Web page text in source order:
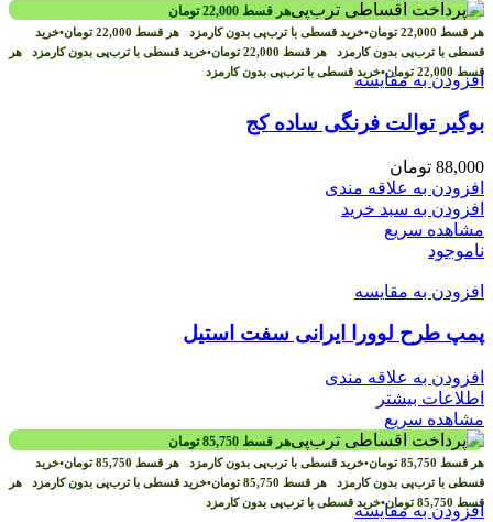
هر قسط 22,000 تومان
هر قسط 22,000 تومان•خرید قسطی با ترب‌پی بدون کارمزد هر قسط 22,000 تومان•خرید
قسطی با ترب‌پی بدون کارمزد هر قسط 22,000 تومان•خرید قسطی با ترب‌پی بدون کارمزد هر
قسط 22,000 تومان•خرید قسطی با ترب‌پی بدون کارمزدافزودن به مقایسه
بوگیر توالت فرنگی ساده کج
88,000 تومان
افزودن به علاقه مندی
افزودن به سبد خرید
مشاهده سریع
ناموجود
افزودن به مقایسه
پمپ طرح لوورا ایرانی سفت استیل
افزودن به علاقه مندی
اطلاعات بیشتر
مشاهده سریع
هر قسط 85,750 تومان
هر قسط 85,750 تومان•خرید قسطی با ترب‌پی بدون کارمزد هر قسط 85,750 تومان•خرید
قسطی با ترب‌پی بدون کارمزد هر قسط 85,750 تومان•خرید قسطی با ترب‌پی بدون کارمزد هر
قسط 85,750 تومان•خرید قسطی با ترب‌پی بدون کارمزدافزودن به مقایسه